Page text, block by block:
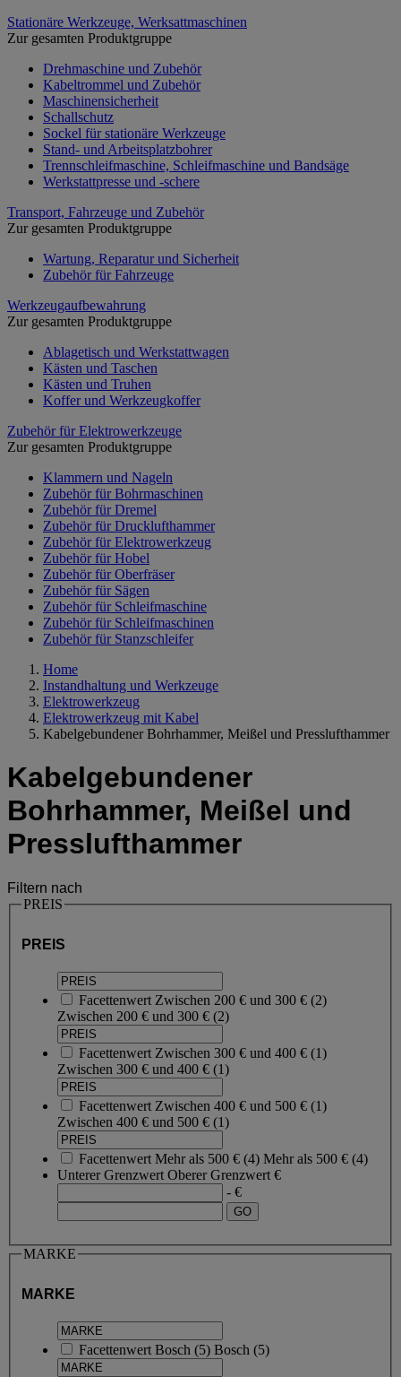
Stationäre Werkzeuge, Werksattmaschinen
Zur gesamten Produktgruppe
Drehmaschine und Zubehör
Kabeltrommel und Zubehör
Maschinensicherheit
Schallschutz
Sockel für stationäre Werkzeuge
Stand- und Arbeitsplatzbohrer
Trennschleifmaschine, Schleifmaschine und Bandsäge
Werkstattpresse und -schere
Transport, Fahrzeuge und Zubehör
Zur gesamten Produktgruppe
Wartung, Reparatur und Sicherheit
Zubehör für Fahrzeuge
Werkzeugaufbewahrung
Zur gesamten Produktgruppe
Ablagetisch und Werkstattwagen
Kästen und Taschen
Kästen und Truhen
Koffer und Werkzeugkoffer
Zubehör für Elektrowerkzeuge
Zur gesamten Produktgruppe
Klammern und Nageln
Zubehör für Bohrmaschinen
Zubehör für Dremel
Zubehör für Drucklufthammer
Zubehör für Elektrowerkzeug
Zubehör für Hobel
Zubehör für Oberfräser
Zubehör für Sägen
Zubehör für Schleifmaschine
Zubehör für Schleifmaschinen
Zubehör für Stanzschleifer
Home
Instandhaltung und Werkzeuge
Elektrowerkzeug
Elektrowerkzeug mit Kabel
Kabelgebundener Bohrhammer, Meißel und Presslufthammer
Kabelgebundener
Bohrhammer, Meißel und
Presslufthammer
Filtern nach
PREIS
PREIS
Facettenwert Zwischen 200 € und 300 € (2)
Zwischen 200 € und 300 € (2)
Facettenwert Zwischen 300 € und 400 € (1)
Zwischen 300 € und 400 € (1)
Facettenwert Zwischen 400 € und 500 € (1)
Zwischen 400 € und 500 € (1)
Facettenwert Mehr als 500 € (4) Mehr als 500 € (4)
Unterer Grenzwert Oberer Grenzwert €
- €
MARKE
MARKE
Facettenwert Bosch (5) Bosch (5)